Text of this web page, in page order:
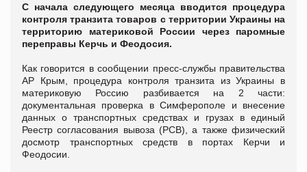
С начала следующего месяца вводится процедура
контроля транзита товаров с территории Украины на
территорию материковой России через паромные
переправы Керчь и Феодосия.
Как говорится в сообщении пресс-службы правительства
АР Крым, процедура контроля транзита из Украины в
материковую Россию разбивается на 2 части:
документальная проверка в Симферополе и внесение
данных о транспортных средствах и грузах в единый
Реестр согласования вывоза (РСВ), а также физический
досмотр транспортных средств в портах Керчи и
Феодосии.